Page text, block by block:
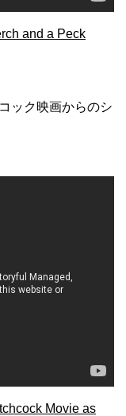
and a Peck
ック映画からのシ
Movie as